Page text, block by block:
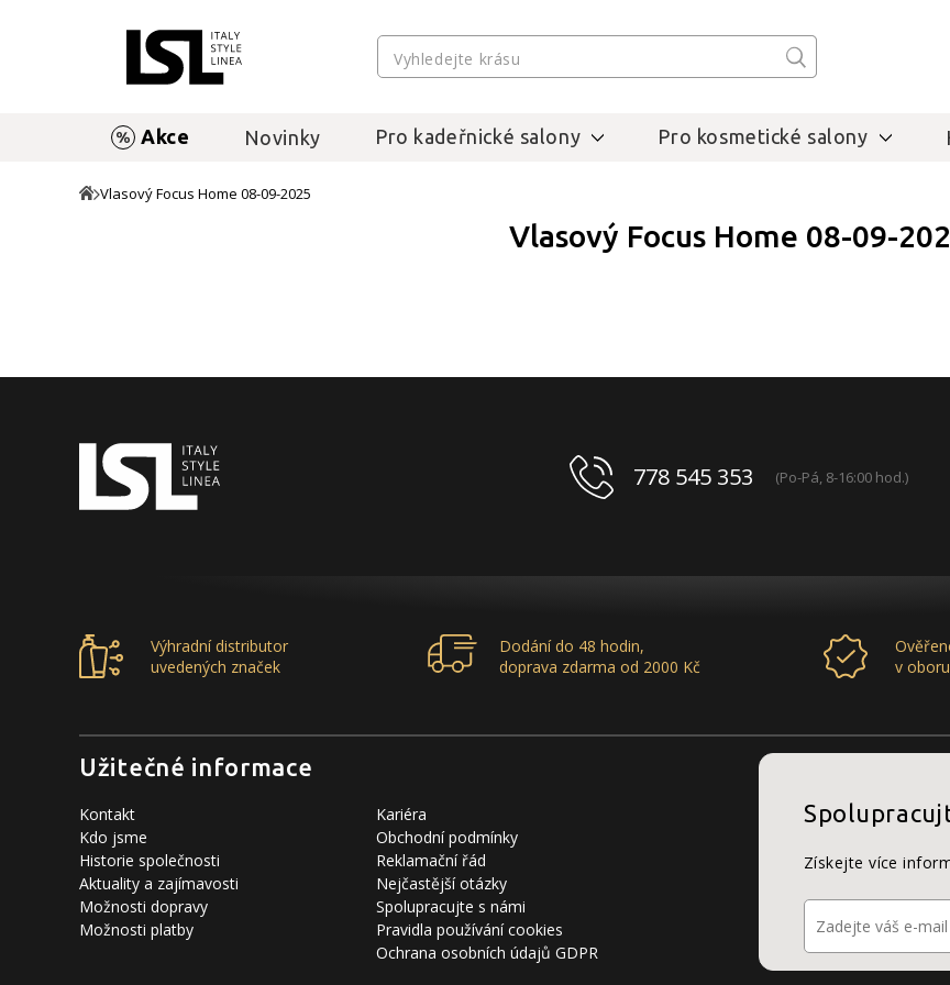
Akce Novinky Pro kadeřnické salony Pro kosmetické salony
Vlasový Focus Home 08-09-2025
Vlasový Focus Home 08-09-
778 545 353 (Po-Pá, 8-16:00 hod.)
Výhradní distributor
uvedených značek
Dodání do 48 hodin,
doprava zdarma od 2000 Kč
v oboru
Užitečné informace
Kontakt
Kdo jsme
Historie společnosti
Aktuality a zajímavosti
Možnosti dopravy
Možnosti platby
Kariéra
Obchodní podmínky
Reklamační řád
Nejčastější otázky
Spolupracujte s námi
Pravidla používání cookies
Ochrana osobních údajů GDPR
Získejte více